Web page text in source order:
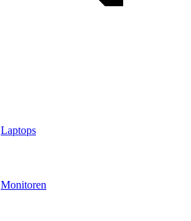
Laptops
Monitoren